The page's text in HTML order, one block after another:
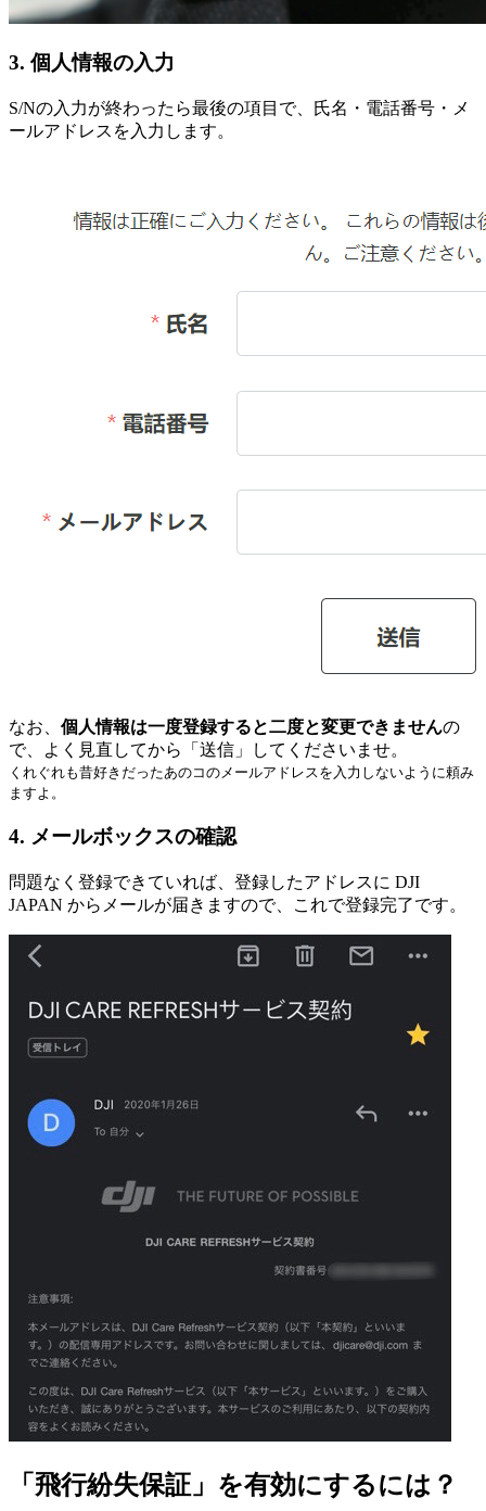
3. 個人情報の入力
S/Nの入力が終わったら最後の項目で、氏名・電話番号・メ
ールアドレスを入力します。
なお、 個人情報は一度登録すると二度と変更できませんの
で、よく見直してから「送信」してくださいませ。
くれぐれも昔好きだったあのコのメールアドレスを入力しないように頼み
ますよ。
4. メールボックスの確認
問題なく登録できていれば、登録したアドレスに DJI
JAPAN からメールが届きますので、これで登録完了です。
「飛行紛失保証」を有効にするには？